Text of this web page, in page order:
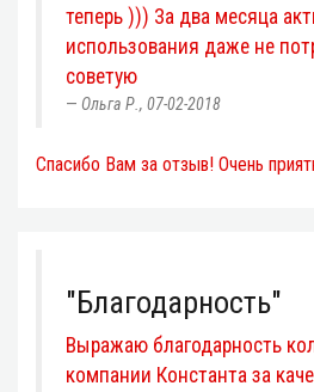
теперь ))) За два месяца
использования даже не
советую
Ольга Р., 07-02-2018
Спасибо Вам за отзыв! Очень
"Благодарность"
Выражаю благодарность
компании Константа за